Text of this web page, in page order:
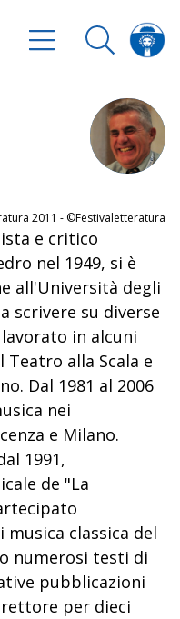
2011 - ©Festivaletteratura
e critico
nel 1949, si è
all'Università degli
scrivere su diverse
in alcuni
alla Scala e
Dal 1981 al 2006
nei
e Milano.
1991,
de "La
classica del
numerosi testi di
pubblicazioni
per dieci